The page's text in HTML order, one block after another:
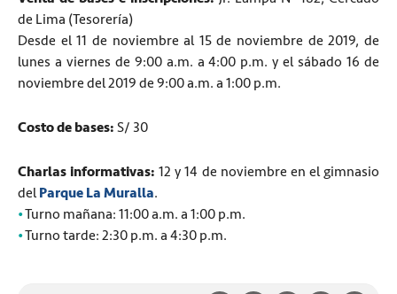
de Lima (Tesorería)
Desde el 11 de noviembre al 15 de noviembre de 2019, de
lunes a viernes de 9:00 a.m. a 4:00 p.m. y el sábado 16 de
noviembre del 2019 de 9:00 a.m. a 1:00 p.m.
Costo de bases: S/ 30
Charlas informativas: 12 y 14 de noviembre en el gimnasio
delParque La Muralla.
•Turno mañana: 11:00 a.m. a 1:00 p.m.
•Turno tarde: 2:30 p.m. a 4:30 p.m.